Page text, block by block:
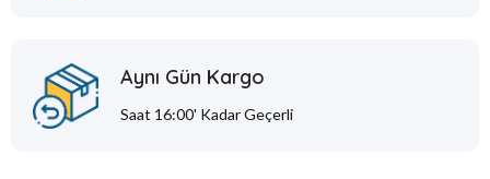
Aynı Gün Kargo
Saat 16:00' Kadar Geçerli